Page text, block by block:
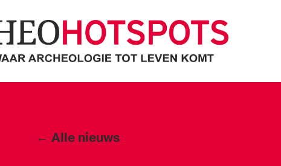
Categorieën
← Alle nieuws